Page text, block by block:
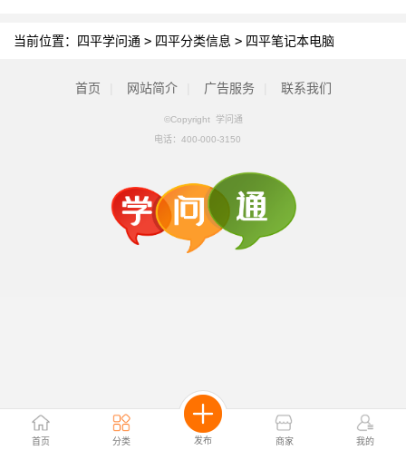
首页 分类 发布 商家 我的
当前位置： 四平学问通 > 四平分类信息 > 四平笔记本电脑
首页 网站简介 广告服务 联系我们
©Copyright 学问通
电话： 400-000-3150